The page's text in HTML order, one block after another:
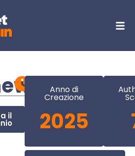
il
Anno di
Creazione
2025